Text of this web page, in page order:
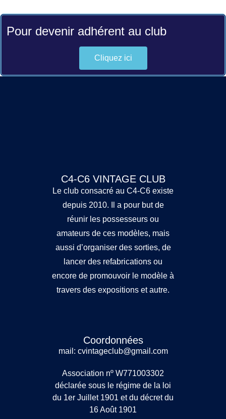
Pour devenir adhérent au club
Cliquez ici
C4-C6 VINTAGE CLUB
Le club consacré au C4-C6 existe
depuis 2010. Il a pour but de
réunir les possesseurs ou
amateurs de ces modèles, mais
aussi d’organiser des sorties, de
lancer des refabrications ou
encore de promouvoir le modèle à
travers des expositions et autre.
Coordonnées
mail: cvintageclub@gmail.com
Association nº W771003302
déclarée sous le régime de la loi
du 1er Juillet 1901 et du décret du
16 Août 1901